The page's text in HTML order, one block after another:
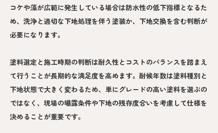
コケや藻が広範に発生している場合は防水性の低下指標となるた
め、洗浄と適切な下地処理を伴う塗装か、下地交換を含む判断が
必要になります。
塗料選定と施工時期の判断は耐久性とコストのバランスを踏まえ
て行うことが長期的な満足度を高めます。耐候年数は塗料種別と
下地状態で大きく変わるため、単にグレードの高い塗料を選ぶの
ではなく、現場の曝露条件や下地の残存度合いを考慮して仕様を
決めることが重要です。